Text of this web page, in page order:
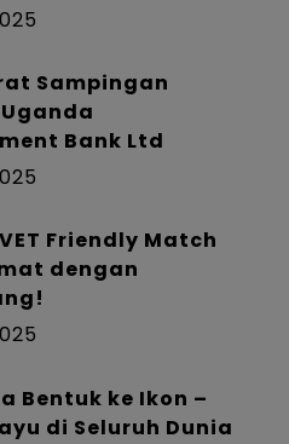
Sampingan
Bank Ltd
Friendly Match
dengan
Bentuk ke Ikon –
di Seluruh Dunia